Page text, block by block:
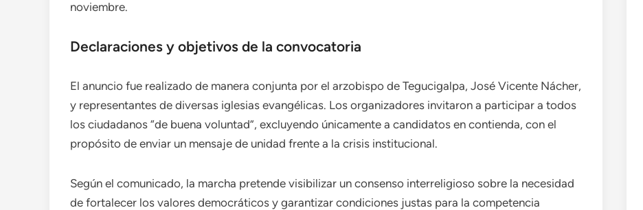
noviembre.
Declaraciones y objetivos de la convocatoria
El anuncio fue realizado de manera conjunta por el arzobispo de Tegucigalpa, José Vicente Nácher,
y representantes de diversas iglesias evangélicas. Los organizadores invitaron a participar a todos
los ciudadanos “de buena voluntad”, excluyendo únicamente a candidatos en contienda, con el
propósito de enviar un mensaje de unidad frente a la crisis institucional.
Según el comunicado, la marcha pretende visibilizar un consenso interreligioso sobre la necesidad
de fortalecer los valores democráticos y garantizar condiciones justas para la competencia